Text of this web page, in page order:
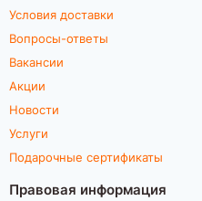
Условия доставки
Вопросы-ответы
Вакансии
Акции
Новости
Услуги
Подарочные сертификаты
Правовая информация